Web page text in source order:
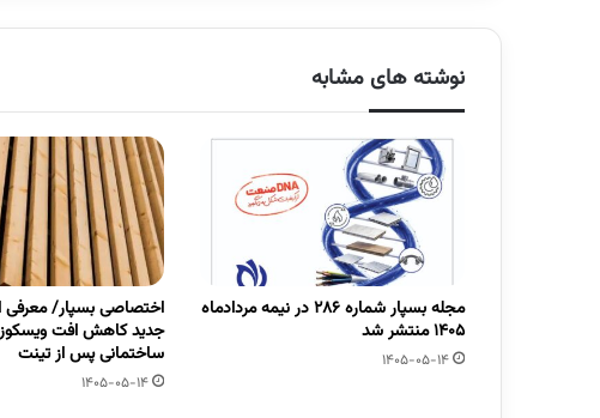
نوشته های مشابه
مجله بسپار شماره 286 در نیمه مردادماه
1405 منتشر شد
1405-05-14
اختصاصی بسپار/ معرفی
جدید کاهش افت
ساختمانی پس از تینت
1405-05-14